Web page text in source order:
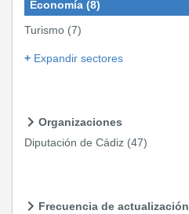
Economía (8)
Turismo (7)
Expandir sectores
Organizaciones
Diputación de Cádiz (47)
Frecuencia de actualización